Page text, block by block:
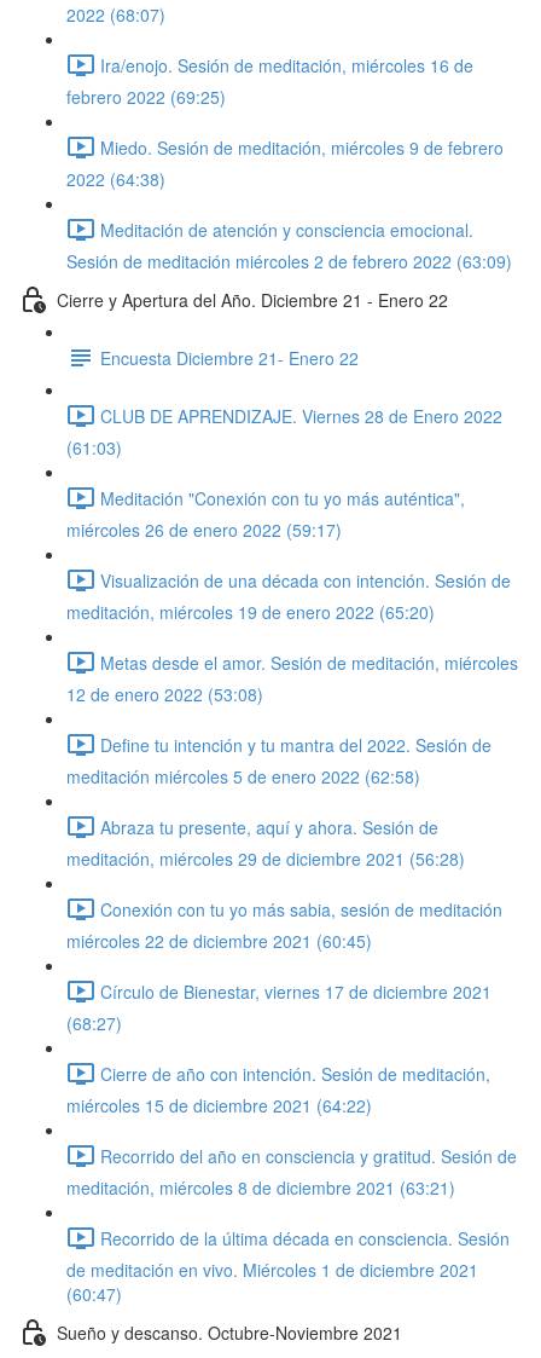
2022 (68:07)
Ira/enojo. Sesión de meditación, miércoles 16 de
febrero 2022 (69:25)
Miedo. Sesión de meditación, miércoles 9 de febrero
2022 (64:38)
Meditación de atención y consciencia emocional.
Sesión de meditación miércoles 2 de febrero 2022 (63:09)
Cierre y Apertura del Año. Diciembre 21 - Enero 22
Encuesta Diciembre 21- Enero 22
CLUB DE APRENDIZAJE. Viernes 28 de Enero 2022
(61:03)
Meditación "Conexión con tu yo más auténtica",
miércoles 26 de enero 2022 (59:17)
Visualización de una década con intención. Sesión de
meditación, miércoles 19 de enero 2022 (65:20)
Metas desde el amor. Sesión de meditación, miércoles
12 de enero 2022 (53:08)
Define tu intención y tu mantra del 2022. Sesión de
meditación miércoles 5 de enero 2022 (62:58)
Abraza tu presente, aquí y ahora. Sesión de
meditación, miércoles 29 de diciembre 2021 (56:28)
Conexión con tu yo más sabia, sesión de meditación
miércoles 22 de diciembre 2021 (60:45)
Círculo de Bienestar, viernes 17 de diciembre 2021
(68:27)
Cierre de año con intención. Sesión de meditación,
miércoles 15 de diciembre 2021 (64:22)
Recorrido del año en consciencia y gratitud. Sesión de
meditación, miércoles 8 de diciembre 2021 (63:21)
Recorrido de la última década en consciencia. Sesión
de meditación en vivo. Miércoles 1 de diciembre 2021
(60:47)
Sueño y descanso. Octubre-Noviembre 2021